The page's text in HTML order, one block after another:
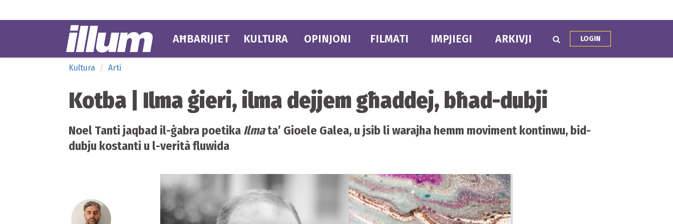
AĦBARIJIET KULTURA OPINJONI FILMATI IMPJIEGI ARKIVJI LOGIN
Kultura Arti
Kotba | Ilma ġieri, ilma dejjem għaddej, bħad-dubji
Noel Tanti jaqbad il-ġabra poetika Ilmata’ Gioele Galea, u jsib li warajha hemm moviment kontinwu, bid-
dubju kostanti u l-verità fluwida